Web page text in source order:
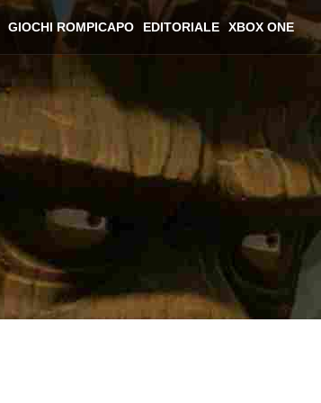
GIOCHI ROMPICAPO EDITORIALE XBOX ONE